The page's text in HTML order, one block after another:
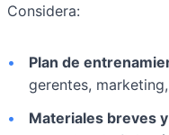
Considera:
• Plan de
gerentes,
•
Materiales breves